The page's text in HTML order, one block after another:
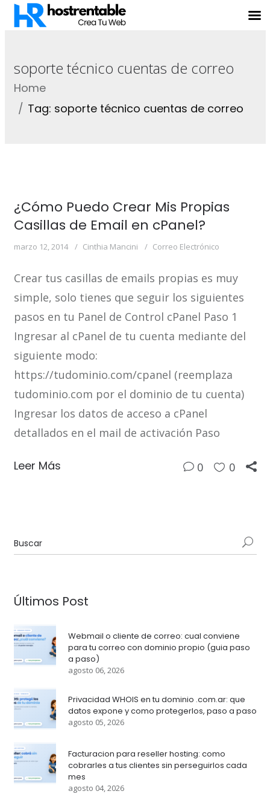
soporte técnico cuentas de correo
Home
Tag: soporte técnico cuentas de correo
¿Cómo Puedo Crear Mis Propias
Casillas de Email en cPanel?
marzo 12, 2014 Cinthia Mancini Correo Electrónico
Crear tus casillas de emails propias es muy
simple, solo tienes que seguir los siguientes
pasos en tu Panel de Control cPanel Paso 1
Ingresar al cPanel de tu cuenta mediante del
siguiente modo:
https://tudominio.com/cpanel (reemplaza
tudominio.com por el dominio de tu cuenta)
Ingresar los datos de acceso a cPanel
detallados en el mail de activación Paso
Leer Más 0 0
Últimos Post
Webmail o cliente de correo: cual conviene
para tu correo con dominio propio (guia paso
a paso)
agosto 06, 2026
Privacidad WHOIS en tu dominio .com.ar: que
datos expone y como protegerlos, paso a paso
agosto 05, 2026
Facturacion para reseller hosting: como
cobrarles a tus clientes sin perseguirlos cada
mes
agosto 04, 2026